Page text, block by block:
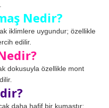
Nedir?
iklimlere uygundur; özellikle
edilir.
dokusuyla özellikle mont
daha hafif bir kumaştır;